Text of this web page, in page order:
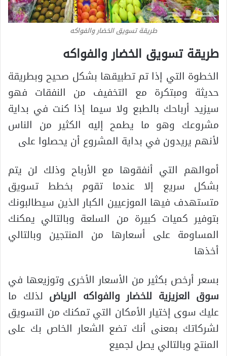
طريقة تسويق الخضار والفواكه
طريقة تسويق الخضار والفواكه
الخطوة التي إذا تم تطبيقها بشكل صحيح وبطريقة
حديثة ومبتكرة مع التخفيف من النفقات فهو
سيزيد أرباحك بالطبع ولا سيما إذا كنت في بداية
مشروعك وهو ما يطمح إليه الكثير من الناس
لأنهم يريدون في بداية المشروع أن يحصلوا على
أموالهم التي أنفقوها مع الأرباح وذلك لن يتم
بشكل سريع إلا عندما تقوم بخطط تسويق
متستهدف فيها الموزعيين الكبار الذين سيطالبونك
بتوفير كميات كبيرة من السلعة وبالتالي يمكنك
المساومة على أسعارها من المنتجين وبالتالي
أخذها
بسعر أرخص بكثير من الأسعار الأخرى وتوزيعها في
سوق العزيزية للخضار والفواكه الرياض لذلك ما
عليك سوى إختيار الأمكان التي تمكنك من التسويق
لشركاتك بمعنى أنك تضع الشعار الخاص بك على
المنتج وبالتالي يصل لجميع